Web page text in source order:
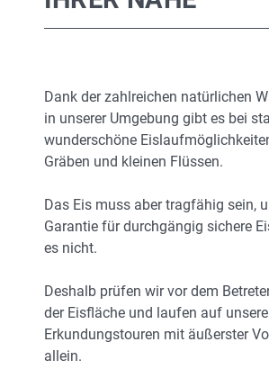
Dank der zahlreichen natürlichen
in unserer Umgebung gibt es bei
wunderschöne
Gräben und kleinen Flüssen.
Das Eis muss aber tragfähig sein,
Garantie für durchgängig sichere
es nicht.
Deshalb prüfen wir vor dem
der Eisfläche und laufen auf
Erkundungstouren mit äußerster
allein.